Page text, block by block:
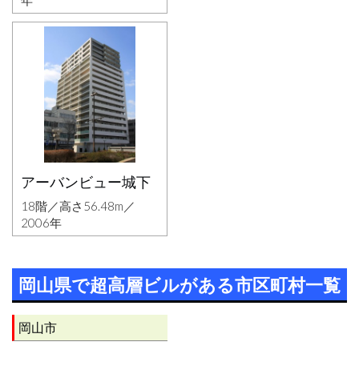
アーバンビュー城下
18階／高さ56.48m／
2006年
岡山県で超高層ビルがある市区町村一覧
岡山市